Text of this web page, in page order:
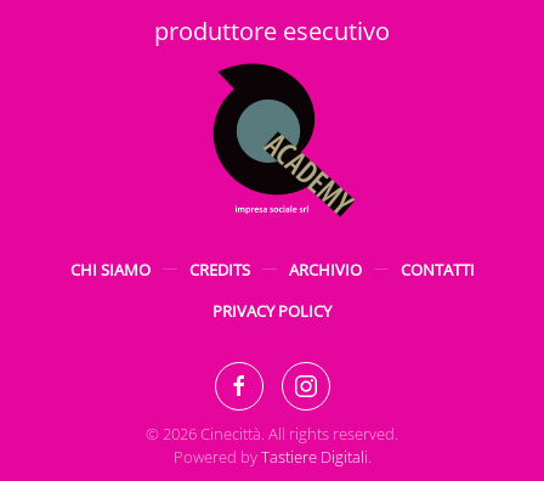
produttore esecutivo
CHI SIAMO CREDITS ARCHIVIO
CONTATTI
PRIVACY POLICY
©2026Cinecittà. All rights reserved.
Powered byTastiere Digitali.